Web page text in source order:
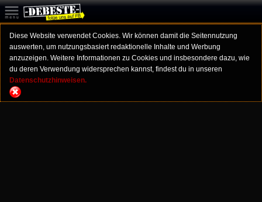
Diese Website verwendet Cookies. Wir können damit die Seitennutzung
auswerten, um nutzungsbasiert redaktionelle Inhalte und Werbung
anzuzeigen. Weitere Informationen zu Cookies und insbesondere dazu, wie
du deren Verwendung widersprechen kannst, findest du in unseren
Datenschutzhinweisen.